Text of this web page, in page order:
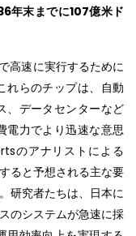
年末までに107億米ド
高速に実行するために
れらのチップは、自動
、データセンターなど
電力でより迅速な意思
のアナリストによる
ると予想される主な要
研究者たちは、日本に
のシステムが急速に採